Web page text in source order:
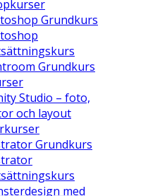
Grundkurs
Grundkurs
Studio – foto,
och layout
Grundkurs
med